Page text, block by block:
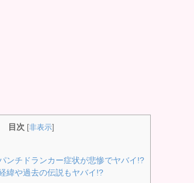
目次 [非表示]
ンチドランカー症状が悲惨でヤバイ!?
緯や過去の伝説もヤバイ!?